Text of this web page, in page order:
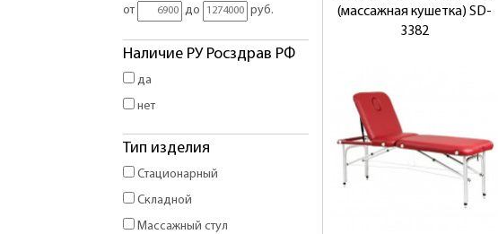
от до руб.
Наличие РУ Росздрав РФ
да
нет
Тип изделия
Стационарный
Складной
Массажный стул
(массажная кушетка) SD-
3382